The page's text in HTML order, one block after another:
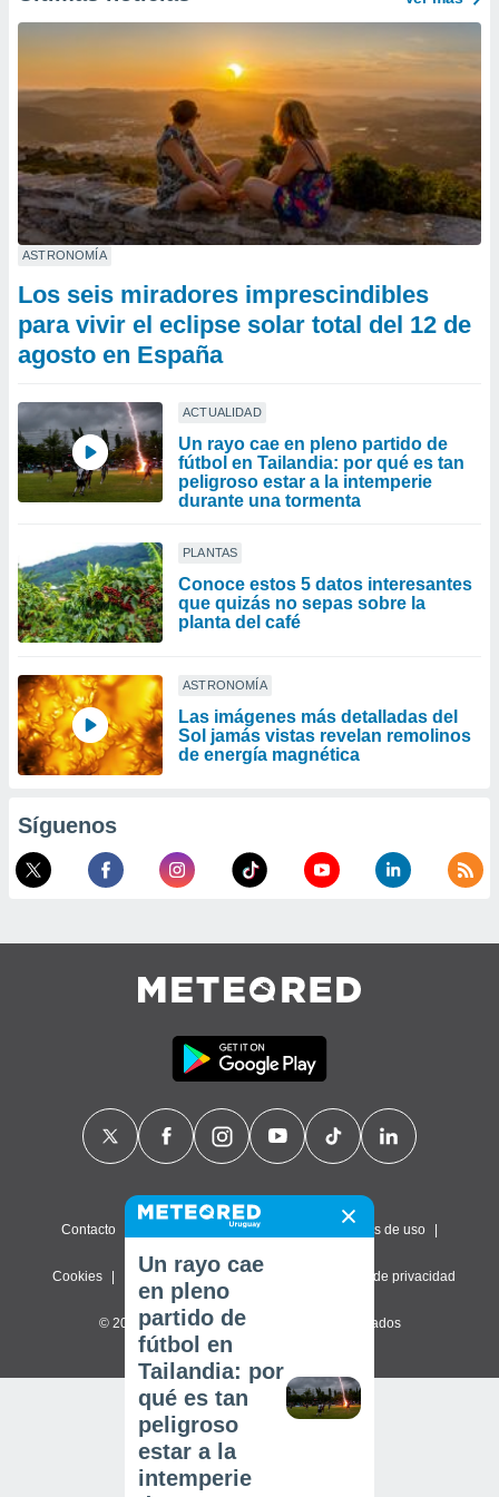
ASTRONOMÍA
Los seis miradores imprescindibles
para vivir el eclipse solar total del 12 de
agosto en España
ACTUALIDAD
Un rayo cae en pleno partido de
fútbol en Tailandia: por qué es tan
peligroso estar a la intemperie
durante una tormenta
PLANTAS
Conoce estos 5 datos interesantes
que quizás no sepas sobre la
planta del café
ASTRONOMÍA
Las imágenes más detalladas del
Sol jamás vistas revelan remolinos
de energía magnética
Síguenos
Contacto Sobre nosotros Términos de uso
Cookies Política de privacidad Configuración de privacidad
© 2026 Meteored. Todos los derechos reservados
Un rayo cae
en pleno
partido de
fútbol en
Tailandia: por
qué es tan
peligroso
estar a la
intemperie